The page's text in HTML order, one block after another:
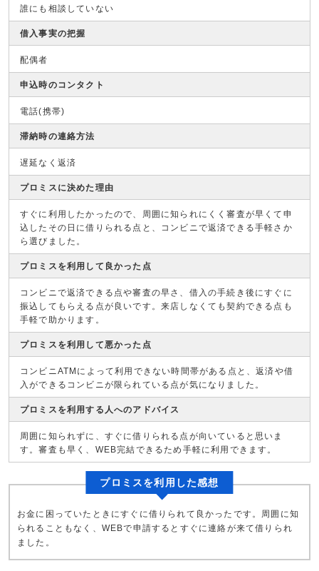
誰にも相談していない
借入事実の把握
配偶者
申込時のコンタクト
電話(携帯)
滞納時の連絡方法
遅延なく返済
プロミスに決めた理由
すぐに利用したかったので、周囲に知られにくく審査が早くて申
込したその日に借りられる点と、コンビニで返済できる手軽さか
ら選びました。
プロミスを利用して良かった点
コンビニで返済できる点や審査の早さ、借入の手続き後にすぐに
振込してもらえる点が良いです。来店しなくても契約できる点も
手軽で助かります。
プロミスを利用して悪かった点
コンビニATMによって利用できない時間帯がある点と、返済や借
入ができるコンビニが限られている点が気になりました。
プロミスを利用する人へのアドバイス
周囲に知られずに、すぐに借りられる点が向いていると思いま
す。審査も早く、WEB完結できるため手軽に利用できます。
プロミスを利用した感想
お金に困っていたときにすぐに借りられて良かったです。周囲に知
られることもなく、WEBで申請するとすぐに連絡が来て借りられ
ました。